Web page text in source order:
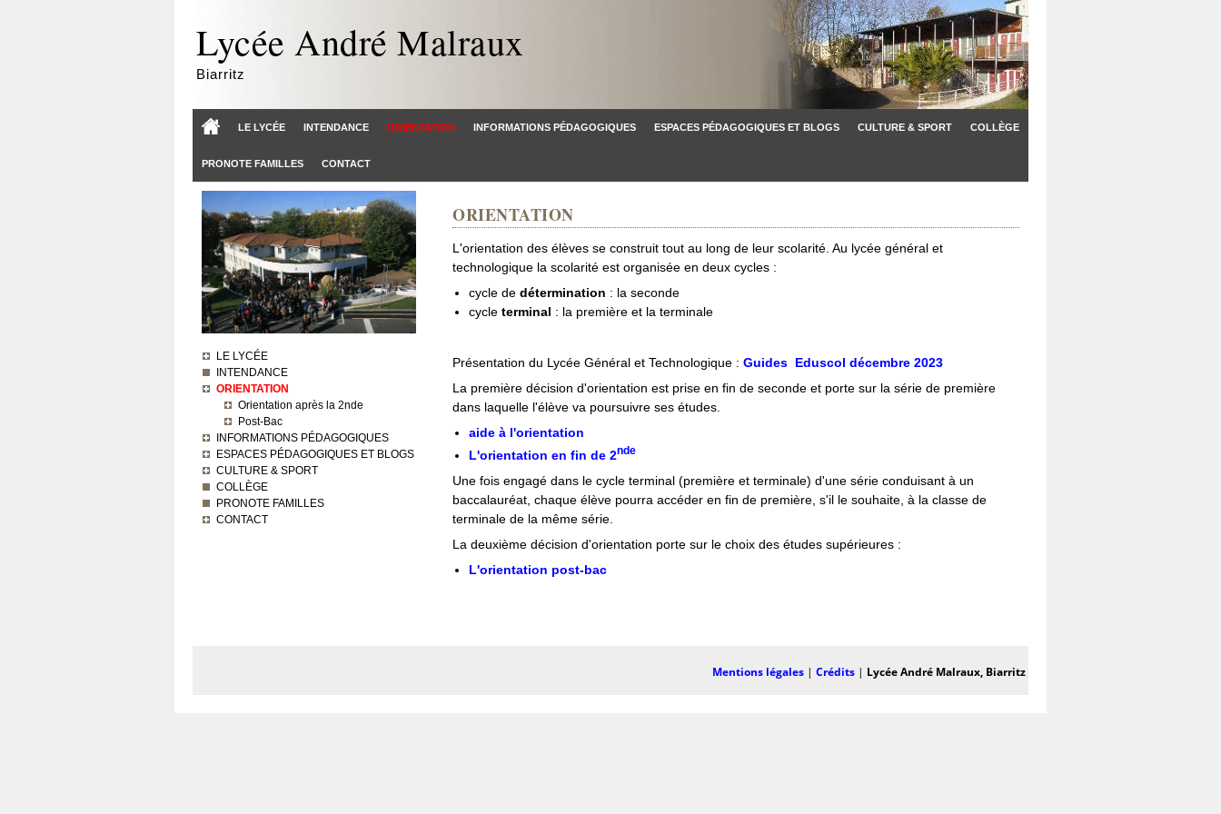
Lycée André Malraux
Biarritz
LE LYCÉE INTENDANCE ORIENTATION INFORMATIONS PÉDAGOGIQUES ESPACES PÉDAGOGIQUES ET BLOGS CULTURE & SPORT COLLÈGE
PRONOTE FAMILLES CONTACT
LE LYCÉE
INTENDANCE
ORIENTATION
Orientation après la 2nde
Post-Bac
INFORMATIONS PÉDAGOGIQUES
ESPACES PÉDAGOGIQUES ET BLOGS
CULTURE & SPORT
COLLÈGE
PRONOTE FAMILLES
CONTACT
ORIENTATION
L'orientation des élèves se construit tout au long de leur scolarité. Au lycée général et
technologique la scolarité est organisée en deux cycles :
cycle dedétermination : la seconde
cycleterminal : la première et la terminale
Présentation du Lycée Général et Technologique : Guides Eduscol décembre 2023
La première décision d'orientation est prise en fin de seconde et porte sur la série de première
dans laquelle l'élève va poursuivre ses études.
aide à l'orientation
L'orientation en fin de 2nde
Une fois engagé dans le cycle terminal (première et terminale) d'une série conduisant à un
baccalauréat, chaque élève pourra accéder en fin de première, s'il le souhaite, à la classe de
terminale de la même série.
La deuxième décision d'orientation porte sur le choix des études supérieures :
L'orientation post-bac
Mentions légales | Crédits | Lycée André Malraux, Biarritz